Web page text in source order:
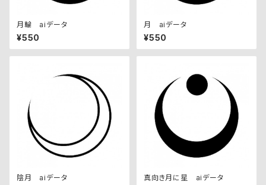
月輪 aiデータ
¥550
月 aiデータ
¥550
陰月 aiデータ 真向き月に星 aiデータ